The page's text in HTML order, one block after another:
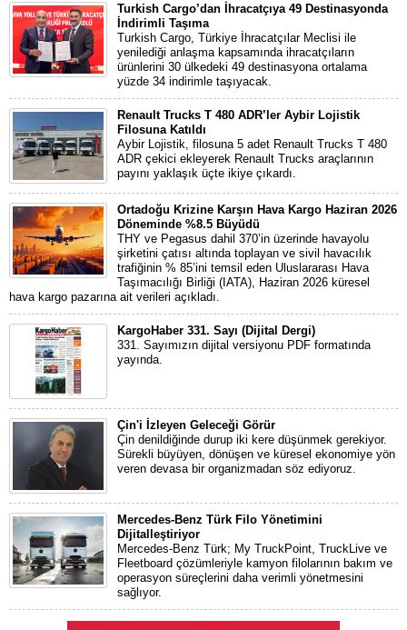
Turkish Cargo’dan İhracatçıya 49 Destinasyonda
İndirimli Taşıma
Turkish Cargo, Türkiye İhracatçılar Meclisi ile
yenilediği anlaşma kapsamında ihracatçıların
ürünlerini 30 ülkedeki 49 destinasyona ortalama
yüzde 34 indirimle taşıyacak.
Renault Trucks T 480 ADR’ler Aybir Lojistik
Filosuna Katıldı
Aybir Lojistik, filosuna 5 adet Renault Trucks T 480
ADR çekici ekleyerek Renault Trucks araçlarının
payını yaklaşık üçte ikiye çıkardı.
Ortadoğu Krizine Karşın Hava Kargo Haziran 2026
Döneminde %8.5 Büyüdü
THY ve Pegasus dahil 370’in üzerinde havayolu
şirketini çatısı altında toplayan ve sivil havacılık
trafiğinin % 85’ini temsil eden Uluslararası Hava
Taşımacılığı Birliği (IATA), Haziran 2026 küresel
hava kargo pazarına ait verileri açıkladı.
KargoHaber 331. Sayı (Dijital Dergi)
331. Sayımızın dijital versiyonu PDF formatında
yayında.
Çin'i İzleyen Geleceği Görür
Çin denildiğinde durup iki kere düşünmek gerekiyor.
Sürekli büyüyen, dönüşen ve küresel ekonomiye yön
veren devasa bir organizmadan söz ediyoruz.
Mercedes-Benz Türk Filo Yönetimini
Dijitalleştiriyor
Mercedes-Benz Türk; My TruckPoint, TruckLive ve
Fleetboard çözümleriyle kamyon filolarının bakım ve
operasyon süreçlerini daha verimli yönetmesini
sağlıyor.